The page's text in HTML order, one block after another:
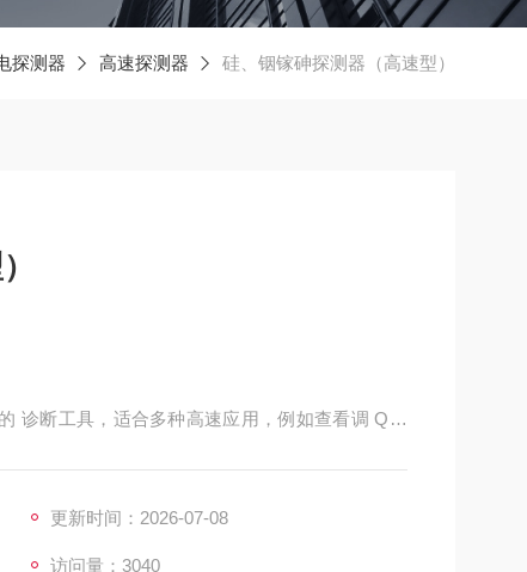
探测器 高速探测器 硅、铟镓砷探测器（高速型）
诊断工具，适合多种高速应用，例如查看调 Q、
更新时间：2026-07-08
访问量：3040